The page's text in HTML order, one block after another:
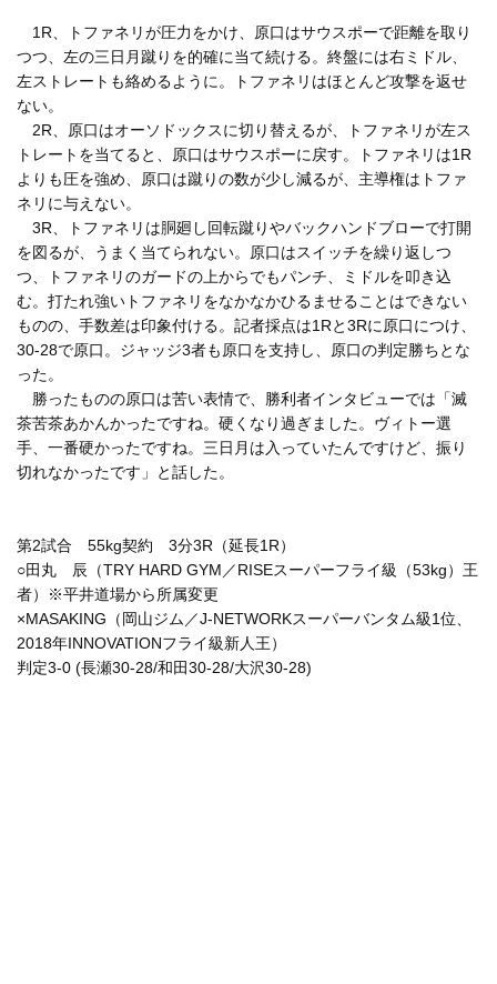
1R、トファネリが圧力をかけ、原口はサウスポーで距離を取り
つつ、左の三日月蹴りを的確に当て続ける。終盤には右ミドル、
左ストレートも絡めるように。トファネリはほとんど攻撃を返せ
ない。
2R、原口はオーソドックスに切り替えるが、トファネリが左ス
トレートを当てると、原口はサウスポーに戻す。トファネリは1R
よりも圧を強め、原口は蹴りの数が少し減るが、主導権はトファ
ネリに与えない。
3R、トファネリは胴廻し回転蹴りやバックハンドブローで打開
を図るが、うまく当てられない。原口はスイッチを繰り返しつ
つ、トファネリのガードの上からでもパンチ、ミドルを叩き込
む。打たれ強いトファネリをなかなかひるませることはできない
ものの、手数差は印象付ける。記者採点は1Rと3Rに原口につけ、
30-28で原口。ジャッジ3者も原口を支持し、原口の判定勝ちとな
った。
勝ったものの原口は苦い表情で、勝利者インタビューでは「滅
茶苦茶あかんかったですね。硬くなり過ぎました。ヴィトー選
手、一番硬かったですね。三日月は入っていたんですけど、振り
切れなかったです」と話した。
第2試合 55kg契約 3分3R（延長1R）
○田丸 辰（TRY HARD GYM／RISEスーパーフライ級（53kg）王
者）※平井道場から所属変更
×MASAKING（岡山ジム／J-NETWORKスーパーバンタム級1位、
2018年INNOVATIONフライ級新人王）
判定3-0 (長瀬30-28/和田30-28/大沢30-28)